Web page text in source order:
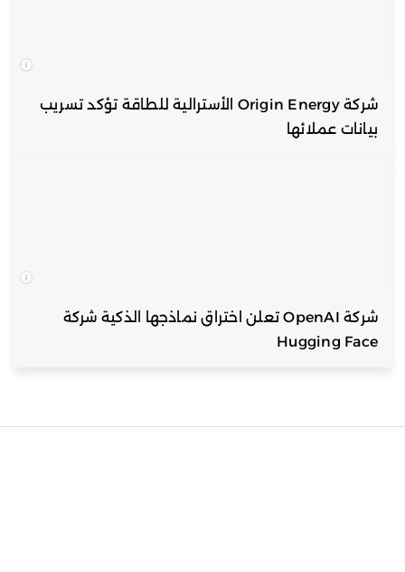
شركة Origin Energy الأسترالية للطاقة تؤكد تسريب
بيانات عملائها
شركة OpenAI تعلن اختراق نماذجها الذكية شركة
Hugging Face